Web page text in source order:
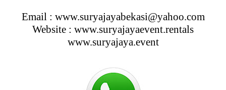
Email : www.suryajayabekasi@yahoo.com
Website : www.suryajayaevent.rentals
www.suryajaya.event